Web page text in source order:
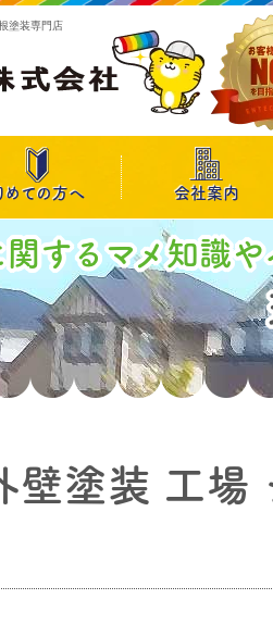
塗装専門店
めての方へ 会社案内
するマメ知識
壁塗装 工場